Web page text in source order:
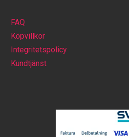
FAQ
Köpvillkor
Integritetspolicy
Kundtjänst